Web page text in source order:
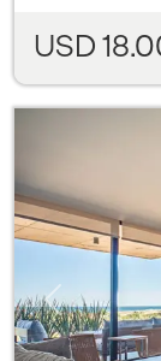
USD
Previous